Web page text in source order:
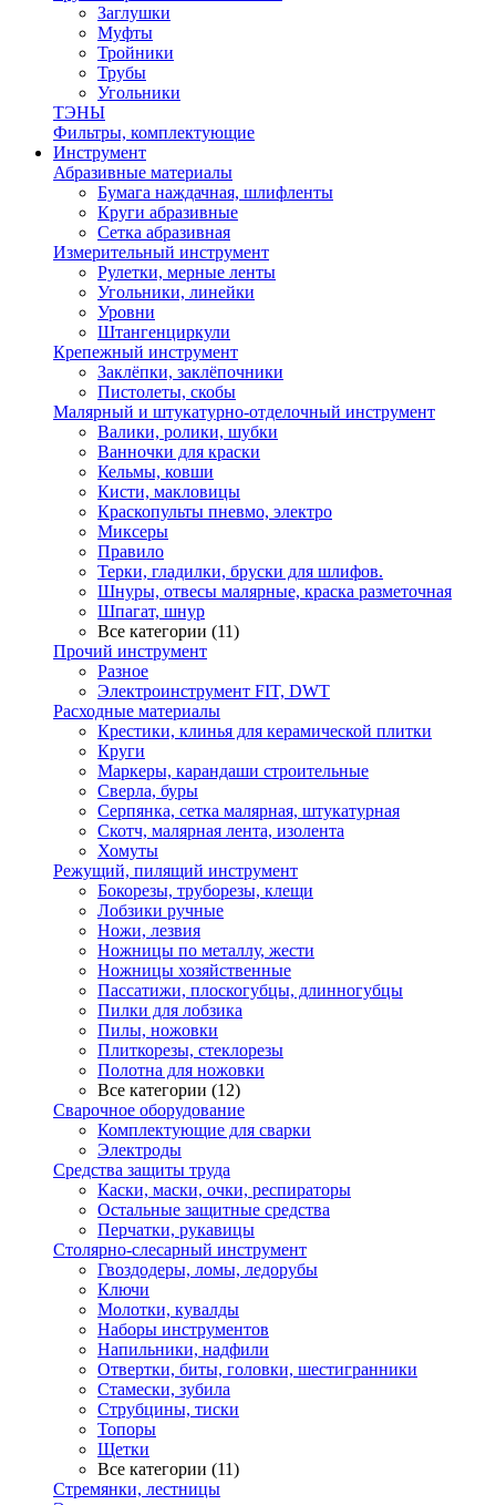
Заглушки
Муфты
Тройники
Трубы
Угольники
ТЭНЫ
Фильтры, комплектующие
Инструмент
Абразивные материалы
Бумага наждачная, шлифленты
Круги абразивные
Сетка абразивная
Измерительный инструмент
Рулетки, мерные ленты
Угольники, линейки
Уровни
Штангенциркули
Крепежный инструмент
Заклёпки, заклёпочники
Пистолеты, скобы
Малярный и штукатурно-отделочный инструмент
Валики, ролики, шубки
Ванночки для краски
Кельмы, ковши
Кисти, макловицы
Краскопульты пневмо, электро
Миксеры
Правило
Терки, гладилки, бруски для шлифов.
Шнуры, отвесы малярные, краска разметочная
Шпагат, шнур
Все категории (11)
Прочий инструмент
Разное
Электроинструмент FIT, DWT
Расходные материалы
Крестики, клинья для керамической плитки
Круги
Маркеры, карандаши строительные
Сверла, буры
Серпянка, сетка малярная, штукатурная
Скотч, малярная лента, изолента
Хомуты
Режущий, пилящий инструмент
Бокорезы, труборезы, клещи
Лобзики ручные
Ножи, лезвия
Ножницы по металлу, жести
Ножницы хозяйственные
Пассатижи, плоскогубцы, длинногубцы
Пилки для лобзика
Пилы, ножовки
Плиткорезы, стеклорезы
Полотна для ножовки
Все категории (12)
Сварочное оборудование
Комплектующие для сварки
Электроды
Средства защиты труда
Каски, маски, очки, респираторы
Остальные защитные средства
Перчатки, рукавицы
Столярно-слесарный инструмент
Гвоздодеры, ломы, ледорубы
Ключи
Молотки, кувалды
Наборы инструментов
Напильники, надфили
Отвертки, биты, головки, шестигранники
Стамески, зубила
Струбцины, тиски
Топоры
Щетки
Все категории (11)
Стремянки, лестницы